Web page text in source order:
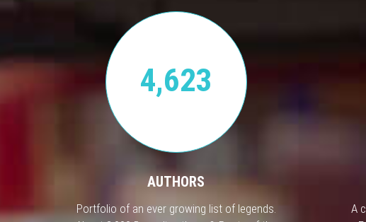
4,623
AUTHORS
Portfolio of an ever growing list of legends.
A